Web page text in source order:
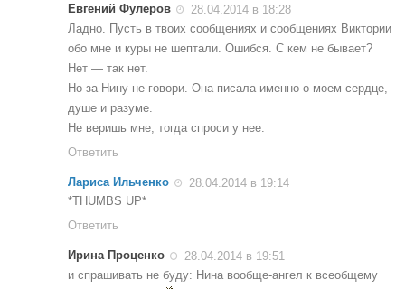
Евгений Фулеров
28.04.2014 в 18:28
Ладно. Пусть в твоих сообщениях и сообщениях Виктории
обо мне и куры не шептали. Ошибся. С кем не бывает?
Нет — так нет.
Но за Нину не говори. Она писала именно о моем сердце,
душе и разуме.
Не веришь мне, тогда спроси у нее.
Ответить
Лариса Ильченко
28.04.2014 в 19:14
*THUMBS UP*
Ответить
Ирина Проценко
28.04.2014 в 19:51
и спрашивать не буду: Нина вообще-ангел к всеобщему